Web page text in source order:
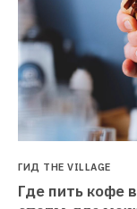
ГИД THE VILLAGE
Где пить кофе